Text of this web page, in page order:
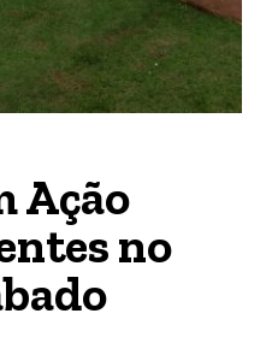
Ação
no